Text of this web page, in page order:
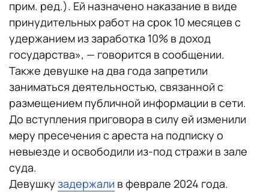
прим. ред.). Ей назначено наказание в виде
принудительных работ на срок 10 месяцев с
удержанием из заработка 10% в доход
государства», — говорится в сообщении.
Также девушке на два года запретили
заниматься деятельностью, связанной с
размещением публичной информации в сети.
До вступления приговора в силу ей изменили
меру пресечения с ареста на подписку о
невыезде и освободили из-под стражи в зале
суда.
Девушку задержали в феврале 2024 года.